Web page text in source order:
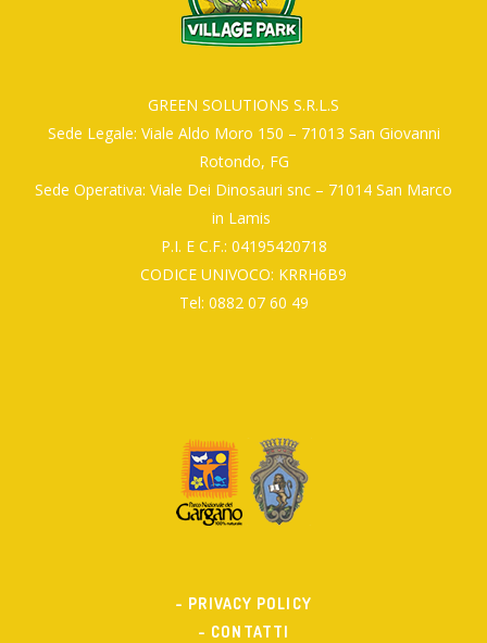
GREEN SOLUTIONS S.R.L.S
Sede Legale: Viale Aldo Moro 150 – 71013 San Giovanni
Rotondo, FG
Sede Operativa: Viale Dei Dinosauri snc – 71014 San Marco
in Lamis
P.I. E C.F.: 04195420718
CODICE UNIVOCO: KRRH6B9
Tel: 0882 07 60 49
- PRIVACY POLICY
- CONTATTI